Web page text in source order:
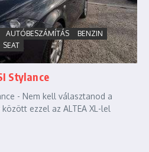
AUTÓBESZÁMÍTÁS
BENZIN
SEAT
Stylance
- Nem kell választanod a
ezzel az ALTEA XL-lel